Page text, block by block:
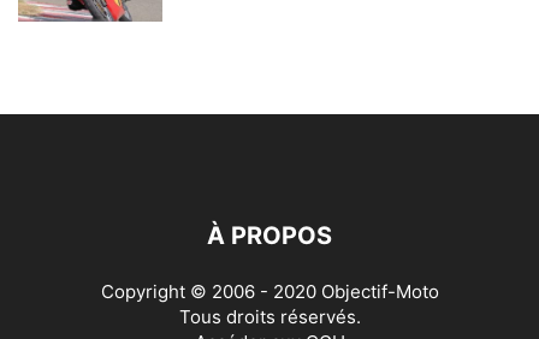
À PROPOS
Copyright © 2006 - 2020 Objectif-Moto
Tous droits réservés.